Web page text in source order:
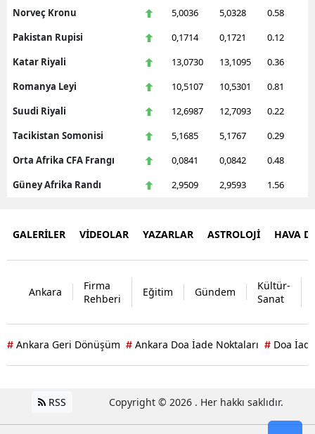
Norveç Kronu
5,0036 5,0328
0.58
Pakistan Rupisi
0,1714 0,1721
0.12
Katar Riyali
13,0730 13,1095
0.36
Romanya Leyi
10,5107 10,5301
0.81
Suudi Riyali
12,6987 12,7093
0.22
Tacikistan Somonisi
5,1685 5,1767
0.29
Orta Afrika CFA Frangı
0,0841 0,0842
0.48
Güney Afrika Randı
2,9509 2,9593 1.56
GALERİLER VİDEOLAR YAZARLAR ASTROLOJİ HAVA
Ankara
Firma
Rehberi
Eğitim Gündem
Kültür-
Sanat
# Ankara Geri Dönüşüm # Ankara Doa İade Noktaları # Doa
RSS Copyright © 2026 . Her hakkı saklıdır.